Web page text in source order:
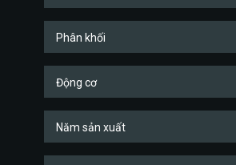
Phân khối
Động cơ
Năm sản xuất